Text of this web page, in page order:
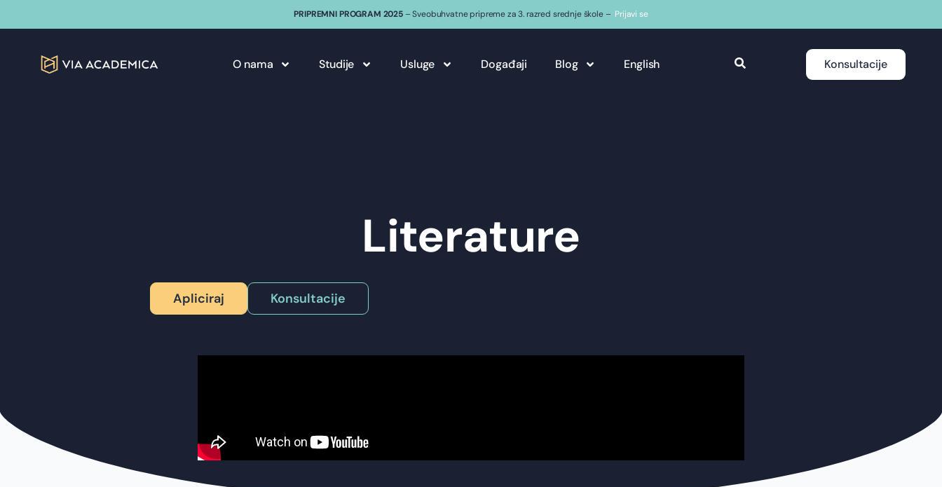
PRIPREMNI PROGRAM 2025– Sveobuhvatne pripreme za 3. razred srednje škole – Prijavi se
O nama Studije Usluge Događaji Blog English Konsultacije
Literature
Apliciraj Konsultacije